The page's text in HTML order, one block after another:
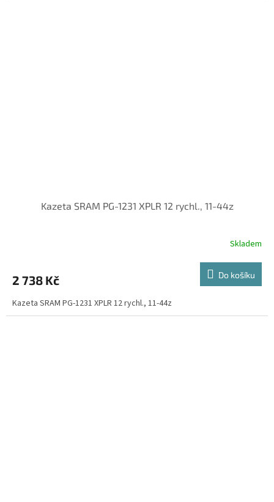
Kazeta SRAM PG-1231 XPLR 12 rychl., 11-44z
Skladem
2 738 Kč Do košíku
Kazeta SRAM PG-1231 XPLR 12 rychl., 11-44z